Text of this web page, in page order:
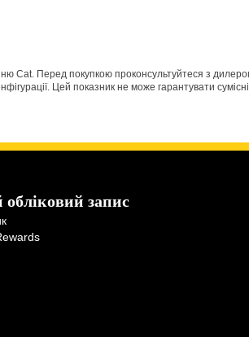
Cat. Перед покупкою проконсультуйтеся з
Цей показник не може гарантувати
запис